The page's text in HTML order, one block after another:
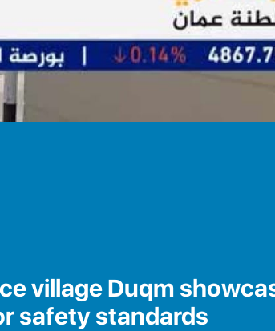
village Duqm
safety standards